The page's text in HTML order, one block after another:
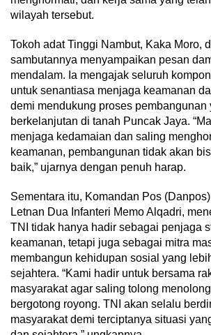
wilayah tersebut.
Tokoh adat Tinggi Nambut, Kaka Moro,
sambutannya menyampaikan pesan
mendalam. Ia mengajak seluruh
untuk senantiasa menjaga keamanan
demi mendukung proses pembangunan
berkelanjutan di tanah Puncak Jaya.
menjaga kedamaian dan saling
keamanan, pembangunan tidak akan
baik,” ujarnya dengan penuh harap.
Sementara itu, Komandan Pos
Letnan Dua Infanteri Memo Alqadri,
TNI tidak hanya hadir sebagai penjaga
keamanan, tetapi juga sebagai mitra
membangun kehidupan sosial yang
sejahtera. “Kami hadir untuk bersama
masyarakat agar saling tolong
bergotong royong. TNI akan selalu
masyarakat demi terciptanya situasi